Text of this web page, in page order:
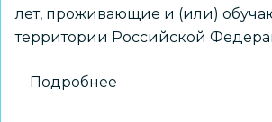
лет, проживающие и (или)
территории Российской
Подробнее